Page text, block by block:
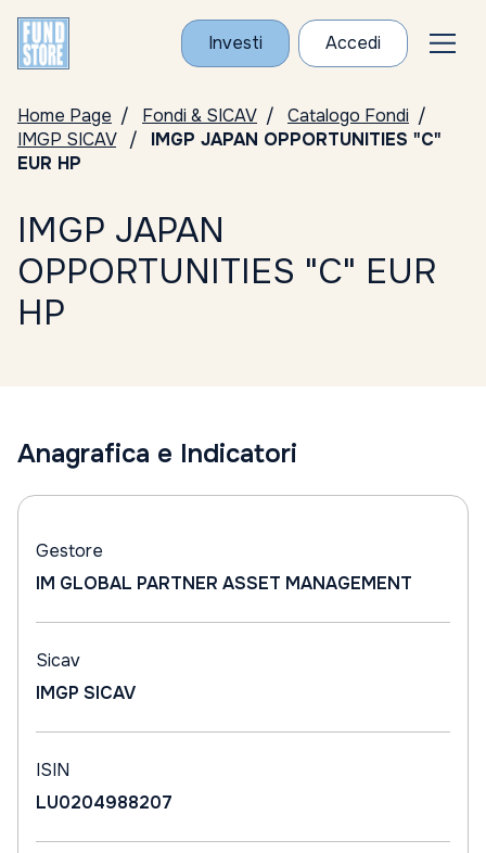
Investi Accedi
Home Page Fondi & SICAV
Catalogo Fondi
IMGP SICAV
IMGP JAPAN OPPORTUNITIES "C"
EUR HP
IMGP JAPAN
OPPORTUNITIES "C" EUR
HP
Anagrafica e Indicatori
Gestore
IM GLOBAL PARTNER ASSET MANAGEMENT
Sicav
IMGP SICAV
ISIN
LU0204988207